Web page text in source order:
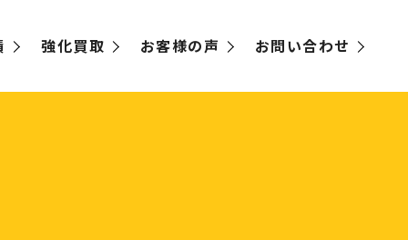
強化買取 お客様の声 お問い合わせ